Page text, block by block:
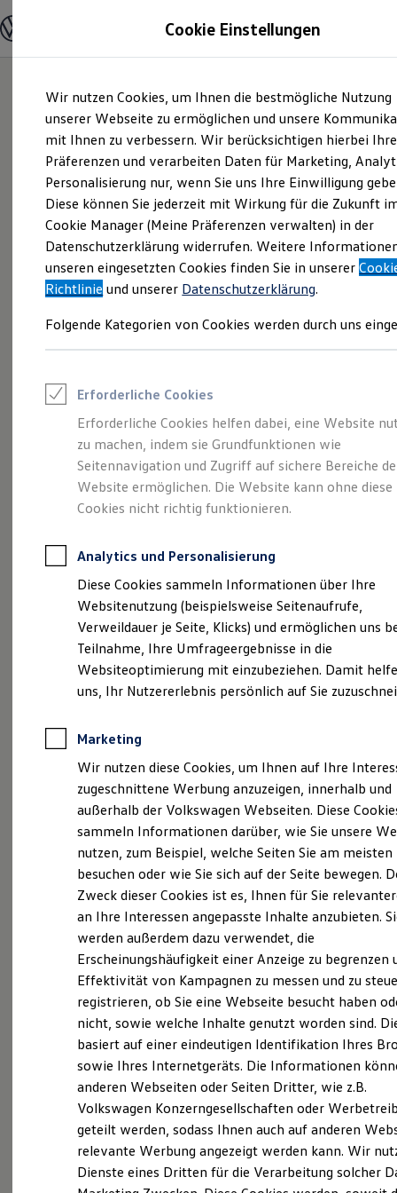
Hauptinhalt
springen
Footer
springen
Modelle und Konfigurator
Modelle vergleichen
Elektroautos
ENERGY Sondermodelle
Nutzfahrzeuge
SUV und CUV
Familienautos
Kombis
Kompaktwagen
Sportwagen
Schnell verfügbare Fahrzeuge
Angebote und Produkte
Aktuelle Angebote
E-Auto-Förderung
Volkswagen Marktplatz
Junge Gebrauchtwagen und Gebrauchtwagen
Saisonangebote
Leasing
Leasing-Angebote
Gebrauchtwagen Leasing
Junge Gebrauchtwagen-Leasing
Elektroauto Leasing
Kleinwagen-Leasing
Leasing ohne Anzahlung
Autokredit mit Schlussrate
Versicherungen und Garantien
Kfz-Versicherung
Restschuldversicherungen
Garantien
Wartungsverträge
Geschäftskunden
Professional Class bei Volkswagen
Großkunden
Behörden
Anpfiff zum Gewinn
Elektroautos
ID. Tutorials
Elektrofahrzeugkonzepte
Reichweite
Reichweite der ID. Modelle
Reichweite im Winter
Laden
Laden unterwegs
Laden Zuhause
Ladezeitensimulator
Batterie
Sicherheit
Garantie und Lebensdauer
Nachhaltigkeit
Technologie
Kosten und Kauf
Verbrauchskosten
Kaufoptionen
E-Auto-Förderung
Software und Konnektivität
Die ID. Software 6
ID. Software Versionen und Updates
Digitale Extras
Schnittstellen zu Ihrem ID.
Eine Spur Extra. Der
neue vollelektrische
ID. Polo
Probefahrt vereinbaren
Fahrzeugangebot anfordern
Servicetermin buchen
Serviceanfrage stellen
Cookie Einstellungen
Wir nutzen Cookies, um Ihnen die bestmögliche Nutzung
unserer Webseite zu ermöglichen und unsere
mit Ihnen zu verbessern. Wir berücksichtigen hierbei Ihre
Präferenzen und verarbeiten Daten für Marketing,
Personalisierung nur, wenn Sie uns Ihre Einwilligung
Diese können Sie jederzeit mit Wirkung für die Zukunft
Cookie Manager (Meine Präferenzen verwalten) in der
Datenschutzerklärung widerrufen. Weitere
unseren eingesetzten Cookies finden Sie in unserer
Richtlinie und unserer Datenschutzerklärung.
Folgende Kategorien von Cookies werden durch uns
Erforderliche Cookies
Erforderliche Cookies helfen dabei, eine Website
zu machen, indem sie Grundfunktionen wie
Seitennavigation und Zugriff auf sichere Bereiche
Website ermöglichen. Die Website kann ohne diese
Cookies nicht richtig funktionieren.
Analytics und Personalisierung
Diese Cookies sammeln Informationen über Ihre
Websitenutzung (beispielsweise Seitenaufrufe,
Verweildauer je Seite, Klicks) und ermöglichen uns
Teilnahme, Ihre Umfrageergebnisse in die
Websiteoptimierung mit einzubeziehen. Damit
uns, Ihr Nutzererlebnis persönlich auf Sie
Marketing
Wir nutzen diese Cookies, um Ihnen auf Ihre
zugeschnittene Werbung anzuzeigen, innerhalb und
außerhalb der Volkswagen Webseiten. Diese
sammeln Informationen darüber, wie Sie unsere
nutzen, zum Beispiel, welche Seiten Sie am meisten
besuchen oder wie Sie sich auf der Seite bewegen.
Zweck dieser Cookies ist es, Ihnen für Sie
an Ihre Interessen angepasste Inhalte anzubieten.
werden außerdem dazu verwendet, die
Erscheinungshäufigkeit einer Anzeige zu begrenzen
Effektivität von Kampagnen zu messen und zu
registrieren, ob Sie eine Webseite besucht haben
nicht, sowie welche Inhalte genutzt worden sind.
basiert auf einer eindeutigen Identifikation Ihres
sowie Ihres Internetgeräts. Die Informationen
anderen Webseiten oder Seiten Dritter, wie z.B.
Volkswagen Konzerngesellschaften oder
geteilt werden, sodass Ihnen auch auf anderen
relevante Werbung angezeigt werden kann. Wir
Dienste eines Dritten für die Verarbeitung solcher